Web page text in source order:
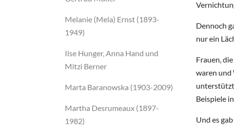
Melanie (Mela) Ernst (1893-
1949)
Ilse Hunger, Anna Hand und
Mitzi Berner
Marta Baranowska (1903-2009)
Martha Desrumeaux (1897-
1982)
Dennoch
nur ein
Frauen,
waren und
Beispiele
Und es